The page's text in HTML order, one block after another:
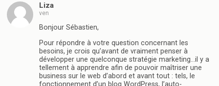
Liza
ven
Bonjour Sébastien,
Pour répondre à votre question concernant les
besoins, je crois qu’avant de vraiment penser à
développer une quelconque stratégie marketing…il y a
tellement à apprendre afin de pouvoir maîtriser une
business sur le web d’abord et avant tout : tels, le
fonctionnement d’un blog WordPress, l’auto-